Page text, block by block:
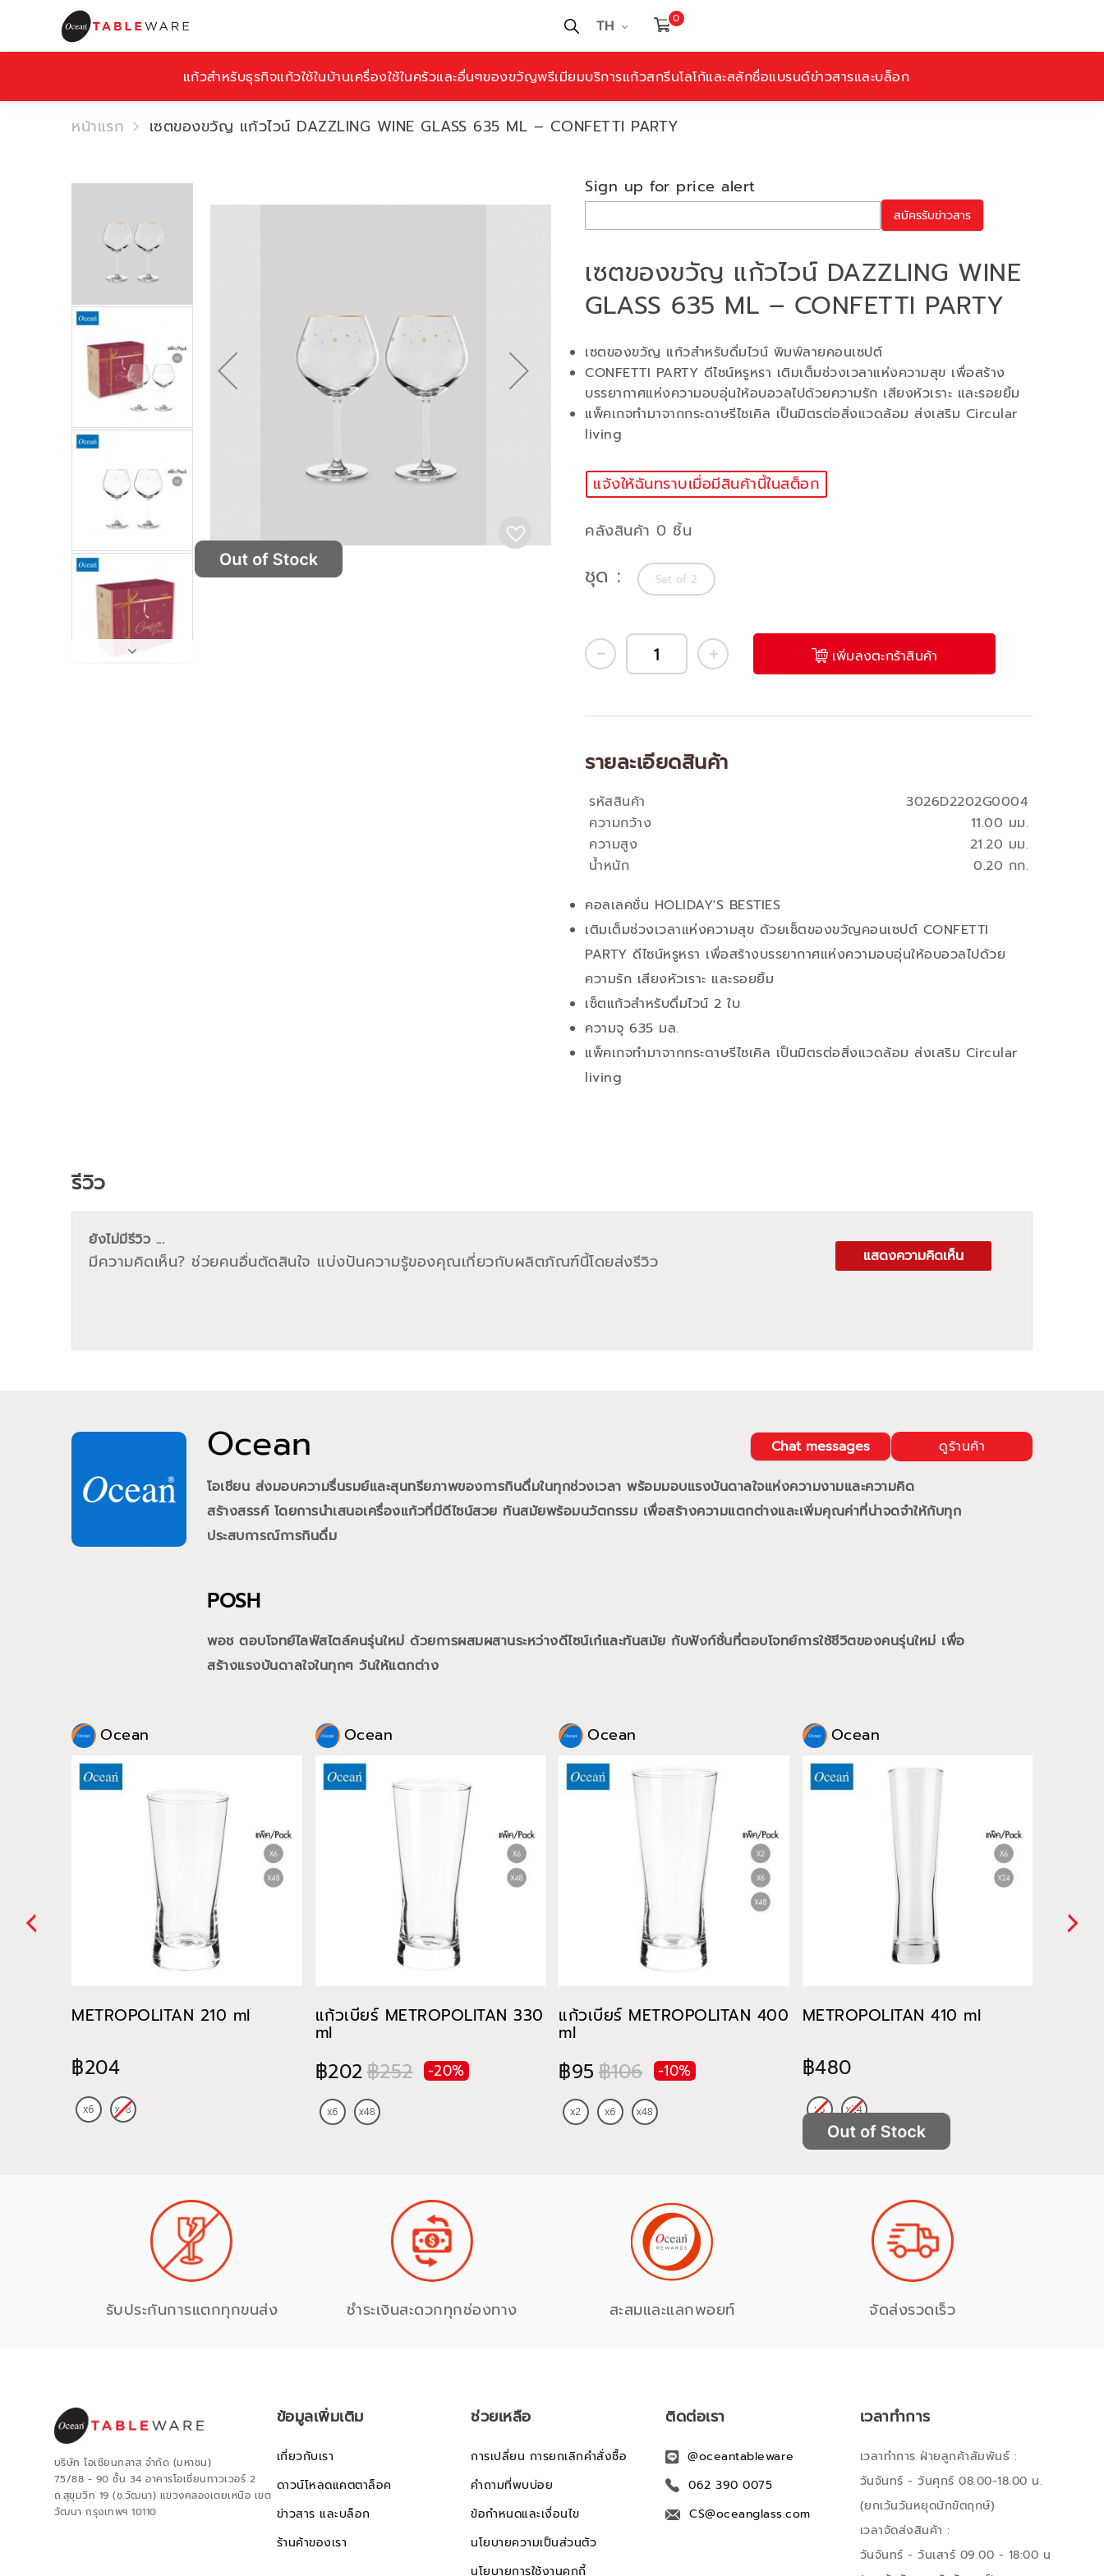
TH 0
แก้วสำหรับธุรกิจแก้วใช้ในบ้านเครื่องใช้ในครัวและอื่นๆของขวัญพรีเมียมบริการแก้วสกรีนโลโก้และสลักชื่อแบรนด์ข่าวสารและบล็อก
หน้าแรก เซตของขวัญ แก้วไวน์ DAZZLING WINE GLASS 635 ML – CONFETTI PARTY
เซตของขวัญ แก้วไวน์ DAZZLING WINE
GLASS 635 ML – CONFETTI PARTY
คลังสินค้า 0 ชิ้น
เซตของขวัญ แก้วสำหรับดื่มไวน์ พิมพ์ลายคอนเซปต์
CONFETTI PARTY ดีไซน์หรูหรา เติมเต็มช่วงเวลาแห่งความสุข เพื่อสร้าง
บรรยากาศแห่งความอบอุ่นให้อบอวลไปด้วยความรัก เสียงหัวเราะ และรอยยิ้ม
แพ็คเกจทำมาจากกระดาษรีไซเคิล เป็นมิตรต่อสิ่งแวดล้อม ส่งเสริม Circular
living
Sign up for price alert
สมัครรับข่าวสาร
แจ้งให้ฉันทราบเมื่อมีสินค้านี้ในสต็อก
ชุด Set of 2
เพิ่มลงตะกร้าสินค้า
คอลเลคชั่น HOLIDAY'S BESTIES
เติมเต็มช่วงเวลาแห่งความสุข ด้วยเซ็ตของขวัญคอนเซปต์ CONFETTI
PARTY ดีไซน์หรูหรา เพื่อสร้างบรรยากาศแห่งความอบอุ่นให้อบอวลไปด้วย
ความรัก เสียงหัวเราะ และรอยยิ้ม
เซ็ตแก้วสำหรับดื่มไวน์ 2 ใบ
ความจุ 635 มล.
แพ็คเกจทำมาจากกระดาษรีไซเคิล เป็นมิตรต่อสิ่งแวดล้อม ส่งเสริม Circular
living
รายละเอียดสินค้า
คุณสมบัติ
ความสูง 21.20 มม.
รหัสสินค้า 3026D2202G0004
น้ำหนัก 0.20 กก.
ความกว้าง 11.00 มม.
Ocean ดูร้านค้า
Chat messages
โอเชียน ส่งมอบความรื่นรมย์และสุนทรียภาพของการกินดื่มในทุกช่วงเวลา พร้อมมอบแรงบันดาลใจแห่งความงามและความคิด
สร้างสรรค์ โดยการนำเสนอเครื่องแก้วที่มีดีไซน์สวย ทันสมัยพร้อมนวัตกรรม เพื่อสร้างความแตกต่างและเพิ่มคุณค่าที่น่าจดจำให้กับทุก
ประสบการณ์การกินดื่ม
POSH
พอช ตอบโจทย์ไลฟ์สไตล์คนรุ่นใหม่ ด้วยการผสมผสานระหว่างดีไซน์เก๋และทันสมัย กับฟังก์ชั่นที่ตอบโจทย์การใช้ชีวิตของคนรุ่นใหม่ เพื่อ
สร้างแรงบันดาลใจในทุกๆ วันให้แตกต่าง
Ocean
METROPOLITAN 210 ml
฿204
Ocean
แก้วเบียร์ METROPOLITAN 330
ml
฿202฿252 -20%
Ocean
แก้วเบียร์ METROPOLITAN 400
ml
฿95฿106 -10%
Ocean
METROPOLITAN 410 ml
฿480
รีวิว
ยังไม่มีรีวิว ...
มีความคิดเห็น? ช่วยคนอื่นตัดสินใจ แบ่งปันความรู้ของคุณเกี่ยวกับผลิตภัณฑ์นี้โดยส่งรีวิว แสดงความคิดเห็น
รับประกันการแตกทุกขนส่ง ชำระเงินสะดวกทุกช่องทาง สะสมและแลกพอยท์ จัดส่งรวดเร็ว
บริษัท โอเชียนกลาส จำกัด (มหาชน)
75/88 - 90 ชั้น 34 อาคารโอเชี่ยนทาวเวอร์ 2
ถ.สุขุมวิท 19 (ซ.วัฒนา) แขวงคลองเตยเหนือ เขต
วัฒนา กรุงเทพฯ 10110
ข้อมูลเพิ่มเติม
เกี่ยวกับเรา
ดาวน์โหลดแคตตาล็อค
ข่าวสาร และบล็อก
ร้านค้าของเรา
ช่วยเหลือ
การเปลี่ยน การยกเลิกคำสั่งซื้อ
คำถามที่พบบ่อย
ข้อกำหนดและเงื่อนไข
นโยบายความเป็นส่วนตัว
นโยบายการใช้งานคุกกี้
ติดต่อเรา
@oceantableware
062 390 0075
CS@oceanglass.com
เวลาทำการ
เวลาทำการ ฝ่ายลูกค้าสัมพันธ์ :
วันจันทร์ - วันศุกร์ 08.00-18.00 น.
(ยกเว้นวันหยุดนักขัตฤกษ์)
เวลาจัดส่งสินค้า :
วันจันทร์ - วันเสาร์ 09.00 - 18:00 น